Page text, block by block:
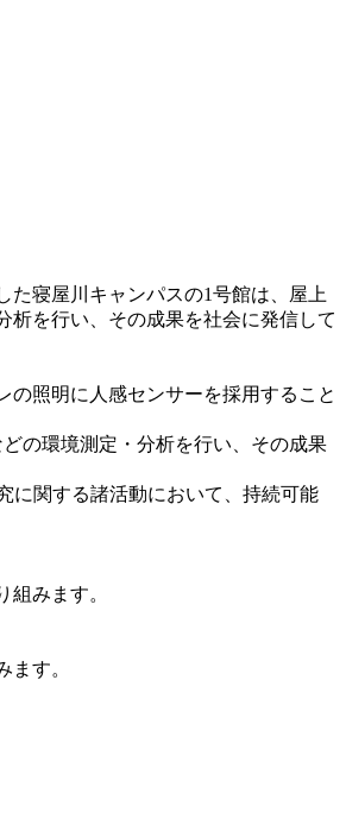
た寝屋川キャンパスの1号館は、屋上
析を行い、その成果を社会に発信して
照明に人感センサーを採用すること
の環境測定・分析を行い、その成果
に関する諸活動において、持続可能
みます。
す。